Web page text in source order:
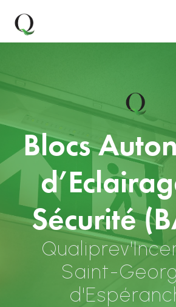
Blocs
Sécurité
Saint-